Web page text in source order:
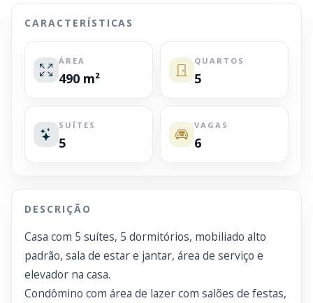
CARACTERÍSTICAS
ÁREA
490 m²
QUARTOS
5
SUÍTES
5
VAGAS
6
DESCRIÇÃO
Casa com 5 suítes, 5 dormitórios, mobiliado alto
padrão, sala de estar e jantar, área de serviço e
elevador na casa.
Condômino com área de lazer com salões de festas,